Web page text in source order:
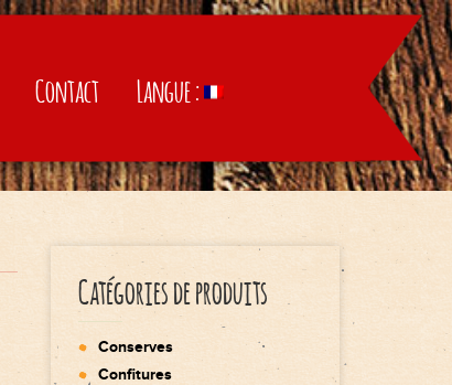
Contact Langue :
Catégories de produits
Conserves
Confitures